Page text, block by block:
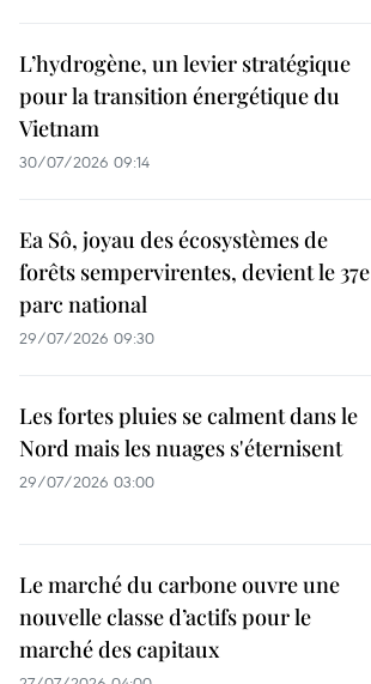
L’hydrogène, un levier stratégique
pour la transition énergétique du
Vietnam
30/07/2026 09:14
Ea Sô, joyau des écosystèmes de
forêts sempervirentes, devient le 37e
parc national
29/07/2026 09:30
Les fortes pluies se calment dans le
Nord mais les nuages s'éternisent
29/07/2026 03:00
Le marché du carbone ouvre une
nouvelle classe d’actifs pour le
marché des capitaux